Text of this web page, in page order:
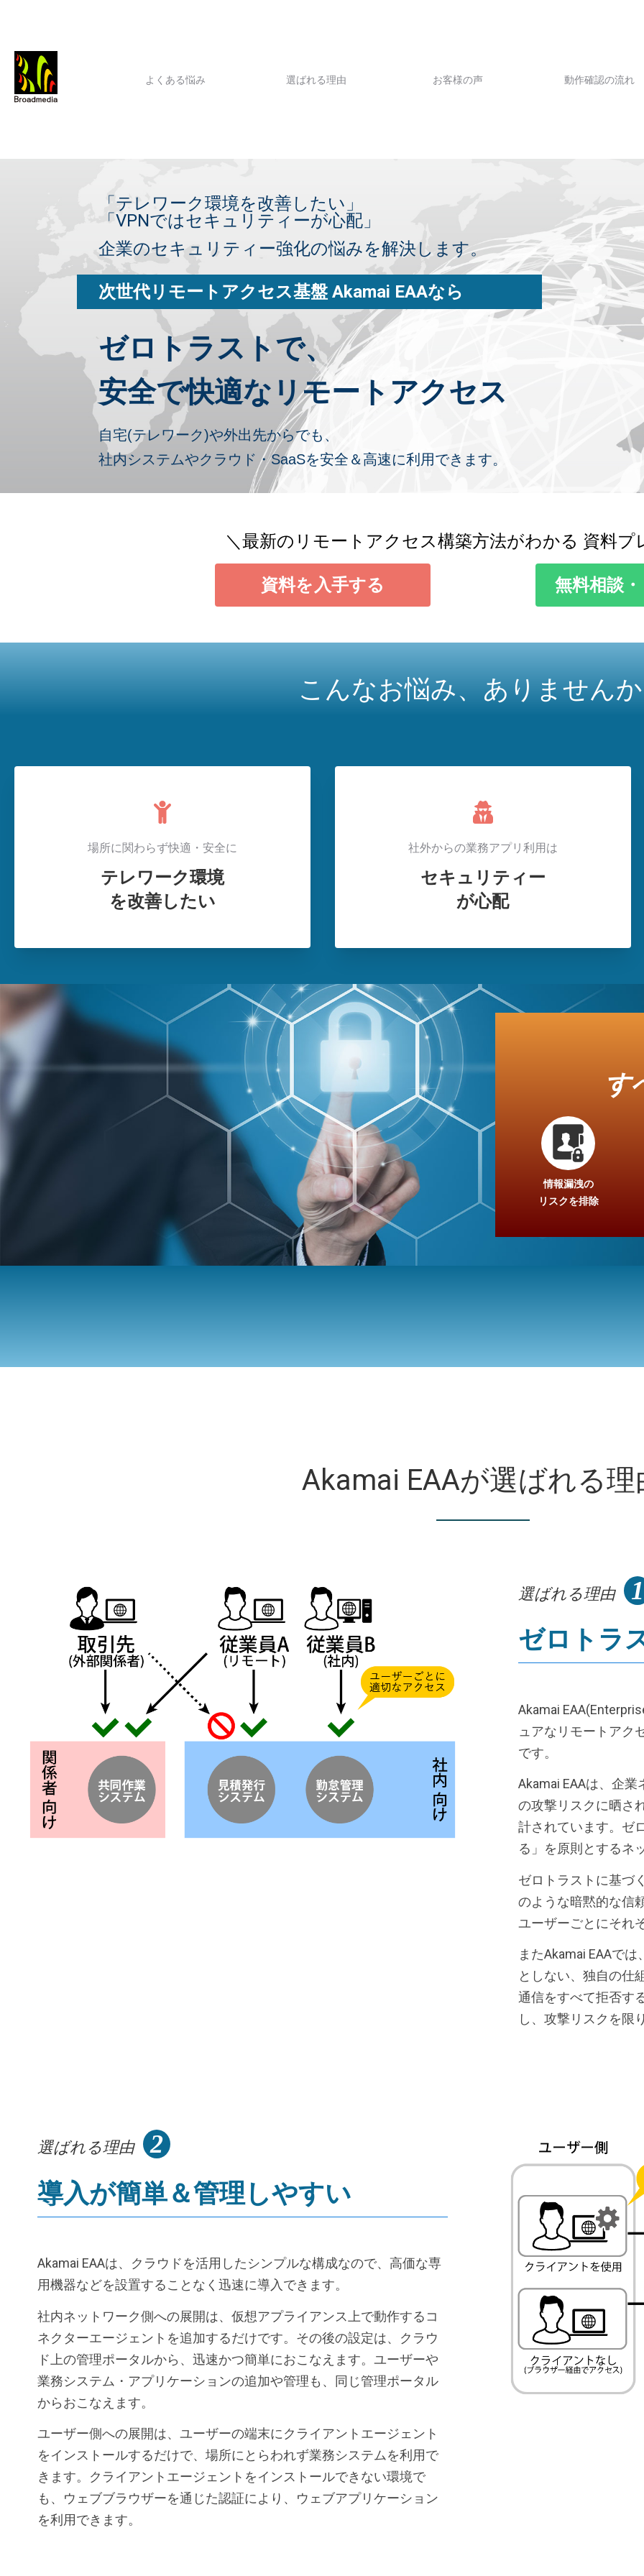
よくある悩み 選ばれる理由 お客様の声 動作確認の流れ
「テレワーク環境を改善したい」
「VPNではセキュリティーが心配」
企業のセキュリティー強化の悩みを解決します。
次世代リモートアクセス基盤 Akamai EAAなら
ゼロトラストで、
安全で快適なリモートアクセス
自宅(テレワーク)や外出先からでも、
社内システムやクラウド・SaaSを安全＆高速に利用できます。
＼最新のリモートアクセス構築方法がわかる 資料プ
資料を入手する 無料相談
こんなお悩み、ありません
場所に関わらず快適・安全に
テレワーク環境
を改善したい
社外からの業務アプリ利用は
セキュリティー
が心配
す
情報漏洩の
リスクを排除
Akamai EAAが選ばれる理
選ばれる理由 1
ゼロトラ
Akamai
ュアなリモートアク
です。
Akamai EAAは、企
の攻撃リスクに晒さ
計されています。ゼ
る」を原則とするネ
ゼロトラストに基づ
のような暗黙的な信
ユーザーごとにそれ
またAkamai EAAで
としない、独自の仕
通信をすべて拒否す
し、攻撃リスクを限
選ばれる理由 2
導入が簡単＆管理しやすい
Akamai EAAは、クラウドを活用したシンプルな構成なので、高価な専
用機器などを設置することなく迅速に導入できます。
社内ネットワーク側への展開は、仮想アプライアンス上で動作するコ
ネクターエージェントを追加するだけです。その後の設定は、クラウ
ド上の管理ポータルから、迅速かつ簡単におこなえます。ユーザーや
業務システム・アプリケーションの追加や管理も、同じ管理ポータル
からおこなえます。
ユーザー側への展開は、ユーザーの端末にクライアントエージェント
をインストールするだけで、場所にとらわれず業務システムを利用で
きます。クライアントエージェントをインストールできない環境で
も、ウェブブラウザーを通じた認証により、ウェブアプリケーション
を利用できます。